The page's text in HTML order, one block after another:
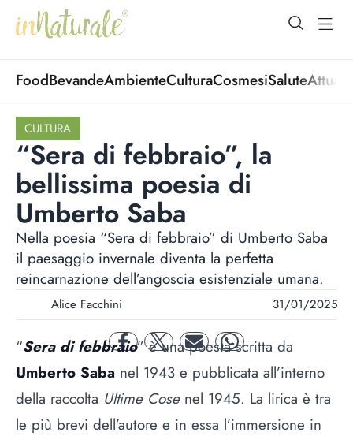
open
FoodBevandeAmbienteCulturaCosmesiSalute
CULTURA
“Sera di febbraio”, la
bellissima poesia di
Umberto Saba
Nella poesia “Sera di febbraio” di Umberto Saba
il paesaggio invernale diventa la perfetta
reincarnazione dell’angoscia esistenziale umana.
Alice Facchini 31/01/2025
facebooktwitter mail whatsapp
“Sera di febbraio” è una poesia scritta da
Umberto Saba nel 1943 e pubblicata all’interno
della raccolta Ultime Cosenel 1945. La lirica è tra
le più brevi dell’autore e in essa l’immersione in